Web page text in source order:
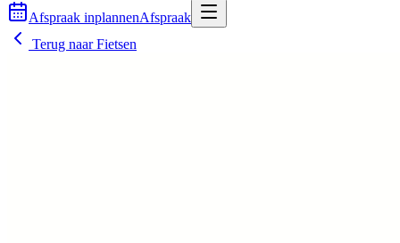
Afspraak inplannenAfspraak
Terug naarFietsen